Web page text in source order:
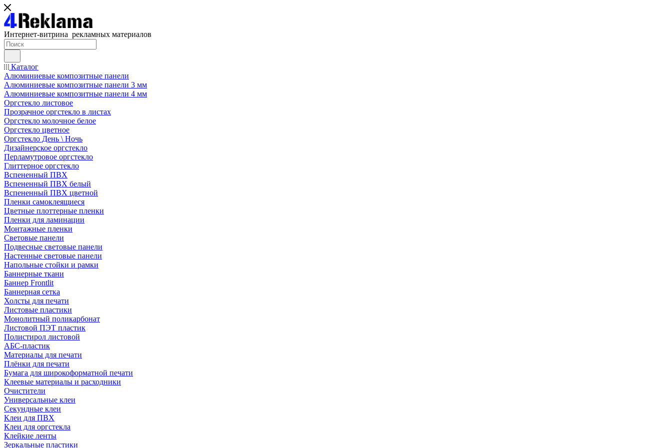
Интернет-витрина рекламных материалов
Каталог
Алюминиевые композитные панели
Алюминиевые композитные панели 3 мм
Алюминиевые композитные панели 4 мм
Оргстекло листовое
Прозрачное оргстекло в листах
Оргстекло молочное белое
Оргстекло цветное
Оргстекло День \ Ночь
Дизайнерское оргстекло
Перламутровое оргстекло
Глиттерное оргстекло
Вспененный ПВХ
Вспененный ПВХ белый
Вспененный ПВХ цветной
Пленки самоклеящиеся
Цветные плоттерные пленки
Пленки для ламинации
Монтажные пленки
Световые панели
Подвесные световые панели
Настенные световые панели
Напольные стойки и рамки
Баннерные ткани
Баннер Frontlit
Баннерная сетка
Холсты для печати
Листовые пластики
Монолитный поликарбонат
Листовой ПЭТ пластик
Полистирол листовой
АБС-пластик
Материалы для печати
Плёнки для печати
Бумага для широкоформатной печати
Клеевые материалы и расходники
Очистители
Универсальные клеи
Секундные клеи
Клеи для ПВХ
Клеи для оргстекла
Клейкие ленты
Зеркальные пластики